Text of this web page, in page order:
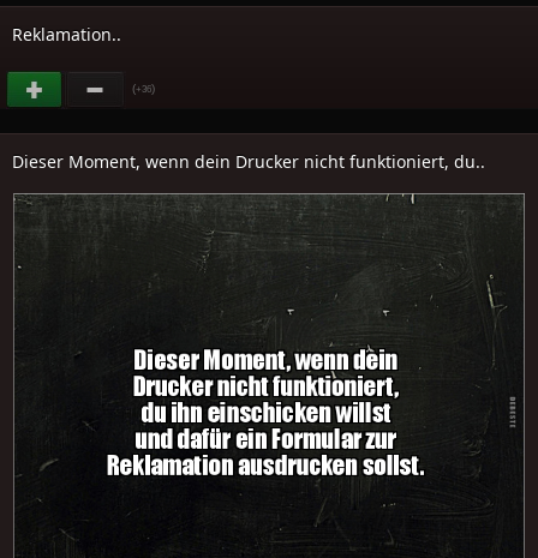
Reklamation..
(+36)
Dieser Moment, wenn dein Drucker nicht funktioniert, du..